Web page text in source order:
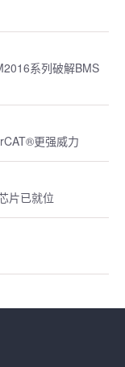
系列破解BMS
更强威力
片已就位